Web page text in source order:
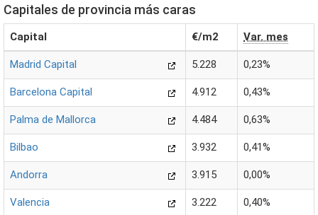
Capitales de provincia más caras
Capital €/m2 Var. mes
Madrid Capital 5.228 0,23%
Barcelona Capital 4.912 0,43%
Palma de Mallorca 4.484 0,63%
Bilbao 3.932 0,41%
Andorra 3.915 0,00%
Valencia 3.222 0,40%